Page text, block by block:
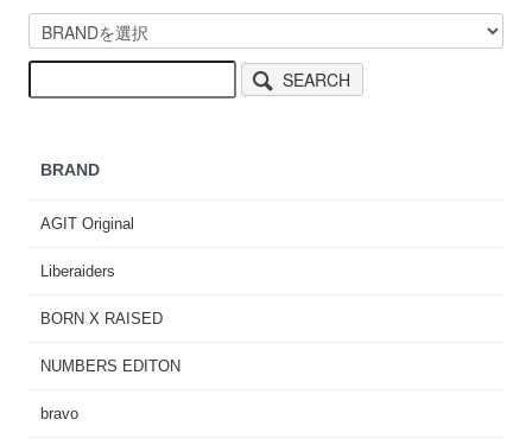
SEARCH
BRAND
AGIT Original
Liberaiders
BORN X RAISED
NUMBERS EDITON
bravo